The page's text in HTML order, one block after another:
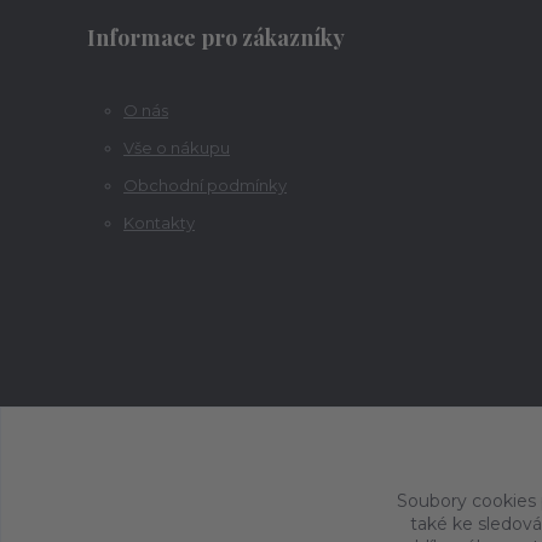
Informace pro zákazníky
O nás
Vše o nákupu
Obchodní podmínky
Kontakty
Soubory
také ke